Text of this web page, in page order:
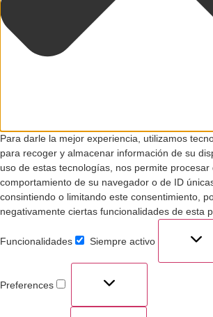
Para darle la mejor experiencia, utilizamos
para recoger y almacenar información de su
uso de estas tecnologías, nos permite procesar
comportamiento de su navegador o de ID
consintiendo o limitando este consentimiento,
negativamente ciertas funcionalidades de esta
Funcionalidades Siempre activo
Preferences